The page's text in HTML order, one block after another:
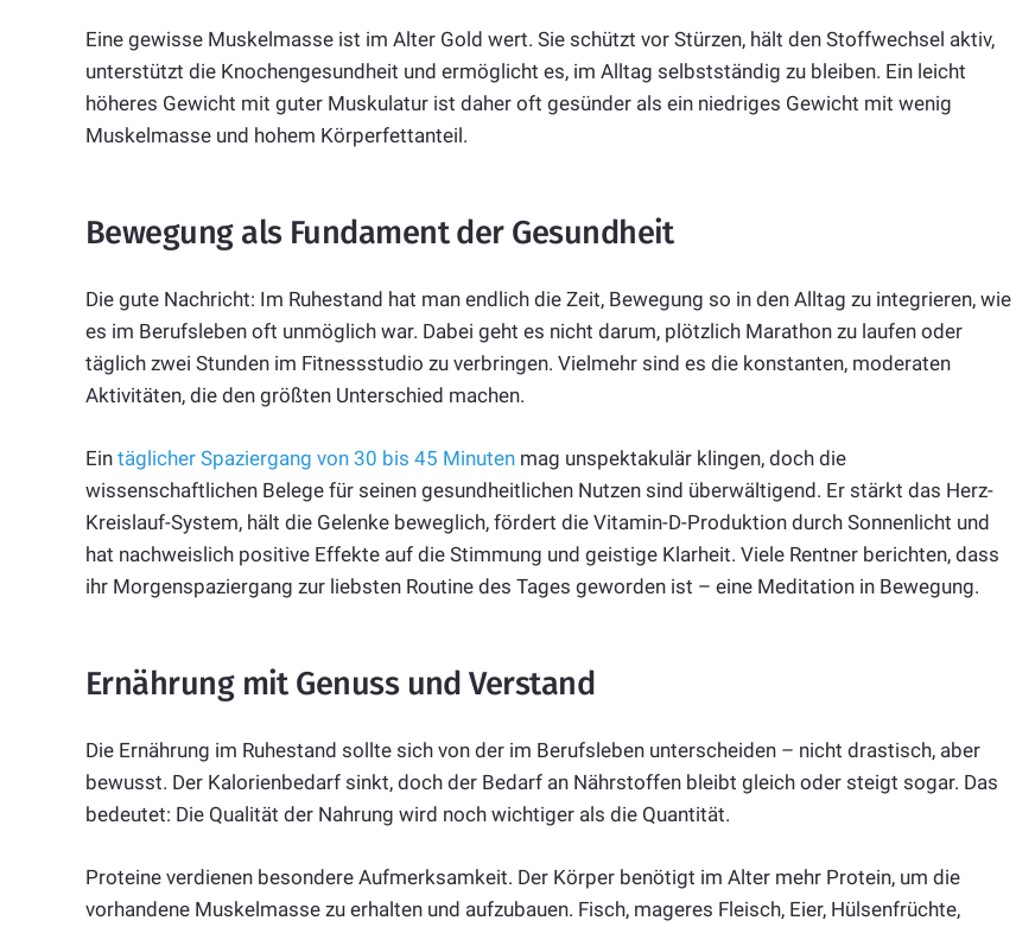
Eine gewisse Muskelmasse ist im Alter Gold wert. Sie schützt vor Stürzen, hält den Stoffwechsel aktiv,
unterstützt die Knochengesundheit und ermöglicht es, im Alltag selbstständig zu bleiben. Ein leicht
höheres Gewicht mit guter Muskulatur ist daher oft gesünder als ein niedriges Gewicht mit wenig
Muskelmasse und hohem Körperfettanteil.
Bewegung als Fundament der Gesundheit
Die gute Nachricht: Im Ruhestand hat man endlich die Zeit, Bewegung so in den Alltag zu integrieren, wie
es im Berufsleben oft unmöglich war. Dabei geht es nicht darum, plötzlich Marathon zu laufen oder
täglich zwei Stunden im Fitnessstudio zu verbringen. Vielmehr sind es die konstanten, moderaten
Aktivitäten, die den größten Unterschied machen.
Ein täglicher Spaziergang von 30 bis 45 Minuten mag unspektakulär klingen, doch die
wissenschaftlichen Belege für seinen gesundheitlichen Nutzen sind überwältigend. Er stärkt das Herz-
Kreislauf-System, hält die Gelenke beweglich, fördert die Vitamin-D-Produktion durch Sonnenlicht und
hat nachweislich positive Effekte auf die Stimmung und geistige Klarheit. Viele Rentner berichten, dass
ihr Morgenspaziergang zur liebsten Routine des Tages geworden ist – eine Meditation in Bewegung.
Ernährung mit Genuss und Verstand
Die Ernährung im Ruhestand sollte sich von der im Berufsleben unterscheiden – nicht drastisch, aber
bewusst. Der Kalorienbedarf sinkt, doch der Bedarf an Nährstoffen bleibt gleich oder steigt sogar. Das
bedeutet: Die Qualität der Nahrung wird noch wichtiger als die Quantität.
Proteine verdienen besondere Aufmerksamkeit. Der Körper benötigt im Alter mehr Protein, um die
vorhandene Muskelmasse zu erhalten und aufzubauen. Fisch, mageres Fleisch, Eier, Hülsenfrüchte,